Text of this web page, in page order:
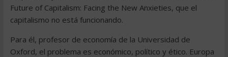
Future of Capitalism: Facing the New Anxieties, que el
capitalismo no está funcionando.
Para él, profesor de economía de la Universidad de
Oxford, el problema es económico, político y ético. Europa